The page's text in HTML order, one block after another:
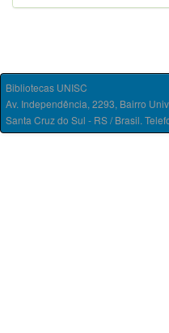
Bibliotecas UNISC
Av. Independência, 2293, Bairro
Santa Cruz do Sul - RS / Brasil.